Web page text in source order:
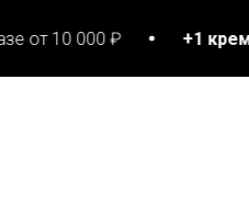
000 ₽ +1 крем для